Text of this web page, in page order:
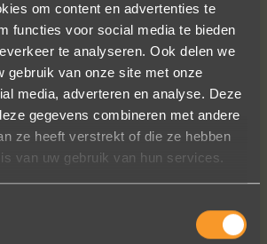
om content en advertenties te
functies voor social media te bieden
te analyseren. Ook delen we
gebruik van onze site met onze
media, adverteren en analyse. Deze
gegevens combineren met andere
ze heeft verstrekt of die ze hebben
van uw gebruik van hun services.